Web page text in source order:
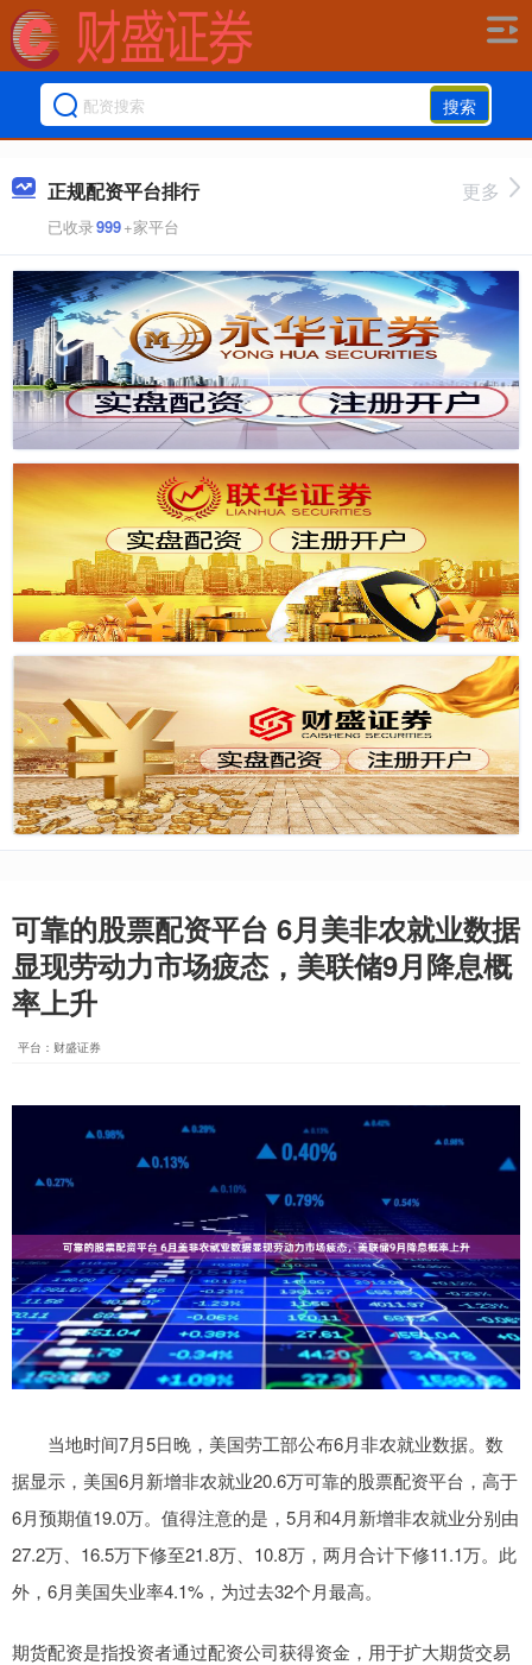
搜索
正规配资平台排行
已收录999+家平台
更多
可靠的股票配资平台 6月美非农就业数据
显现劳动力市场疲态，美联储9月降息概
率上升
平台：财盛证券
当地时间7月5日晚，美国劳工部公布6月非农就业数据。数
据显示，美国6月新增非农就业20.6万可靠的股票配资平台，高于
6月预期值19.0万。值得注意的是，5月和4月新增非农就业分别由
27.2万、16.5万下修至21.8万、10.8万，两月合计下修11.1万。此
外，6月美国失业率4.1%，为过去32个月最高。
期货配资是指投资者通过配资公司获得资金，用于扩大期货交易